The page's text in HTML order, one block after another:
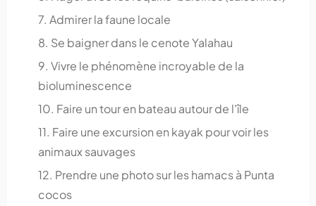
7. Admirer la faune locale
8. Se baigner dans le cenote Yalahau
9. Vivre le phénomène incroyable de la
bioluminescence
10. Faire un tour en bateau autour de l'île
11. Faire une excursion en kayak pour voir les
animaux sauvages
12. Prendre une photo sur les hamacs à Punta
cocos